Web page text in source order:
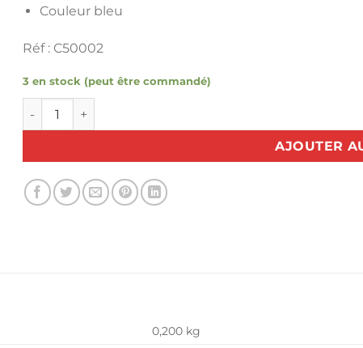
Couleur bleu
Réf : C50002
3 en stock (peut être commandé)
quantité de Coupe Fil simple métallique
AJOUTER
0,200 kg